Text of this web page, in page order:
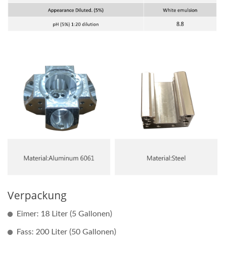
Verpackung
Eimer: 18 Liter (5 Gallonen)
Fass: 200 Liter (50 Gallonen)